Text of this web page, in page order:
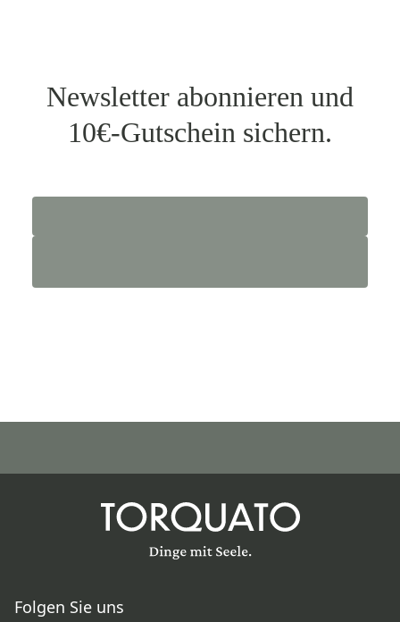
Newsletter abonnieren und
10€-Gutschein sichern.
Folgen Sie uns